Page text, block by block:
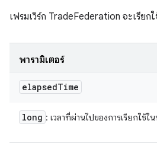
เฟรมเวิร์ก TradeFederation จะเรียก
พารามิเตอร์
elapsedTime
long : เวลาที่ผ่านไปของการเรียกใช้